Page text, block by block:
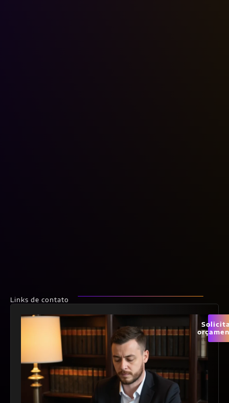
Links de contato